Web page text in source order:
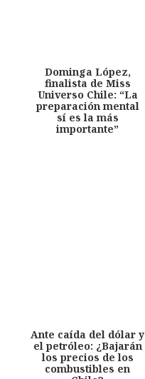
Dominga López,
finalista de Miss
Universo Chile: “La
preparación mental
sí es la más
importante”
Ante caída del dólar y
el petróleo: ¿Bajarán
los precios de los
combustibles en